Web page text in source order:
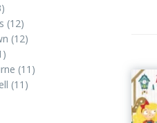
(12)
(12)
(11)
(11)